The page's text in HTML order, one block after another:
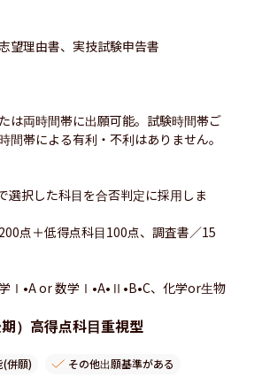
望理由書、実技試験申告書
は両時間帯に出願可能。試験時間帯ご
間帯による有利・不利はありません。
選択した科目を合否判定に採用しま
点＋低得点科目100点、調査書／15
Ⅰ•A or 数学Ⅰ•A•Ⅱ•B•C、化学or生物
）高得点科目重視型
(併願) その他出願基準がある